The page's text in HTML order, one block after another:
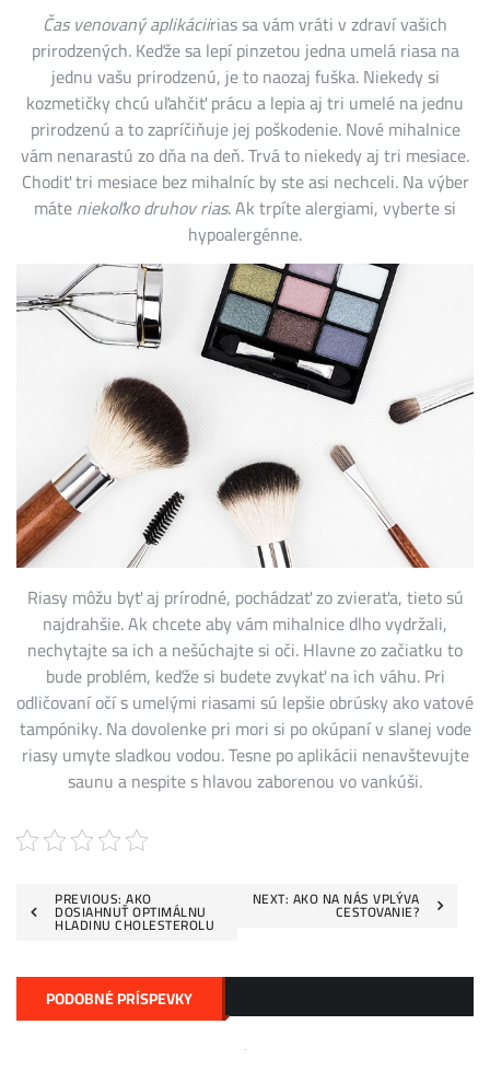
Čas venovaný aplikáciirias sa vám vráti v zdraví vašich
prirodzených. Keďže sa lepí pinzetou jedna umelá riasa na
jednu vašu prirodzenú, je to naozaj fuška. Niekedy si
kozmetičky chcú uľahčiť prácu a lepia aj tri umelé na jednu
prirodzenú a to zapríčiňuje jej poškodenie. Nové mihalnice
vám nenarastú zo dňa na deň. Trvá to niekedy aj tri mesiace.
Chodiť tri mesiace bez mihalníc by ste asi nechceli. Na výber
máteniekoľko druhov rias. Ak trpíte alergiami, vyberte si
hypoalergénne.
Riasy môžu byť aj prírodné, pochádzať zo zvieraťa, tieto sú
najdrahšie. Ak chcete aby vám mihalnice dlho vydržali,
nechytajte sa ich a nešúchajte si oči. Hlavne zo začiatku to
bude problém, keďže si budete zvykať na ich váhu. Pri
odličovaní očí s umelými riasami sú lepšie obrúsky ako vatové
tampóniky. Na dovolenke pri mori si po okúpaní v slanej vode
riasy umyte sladkou vodou. Tesne po aplikácii nenavštevujte
saunu a nespite s hlavou zaborenou vo vankúši.
Navigace
příspěvek
PREVIOUS: AKO
DOSIAHNUŤ OPTIMÁLNU
HLADINU CHOLESTEROLU
NEXT: AKO NA NÁS VPLÝVA
CESTOVANIE?
PODOBNÉ PRÍSPEVKY